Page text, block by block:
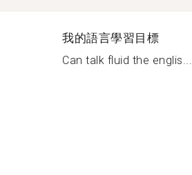
我的語言學習目標
Can talk fluid the englis...